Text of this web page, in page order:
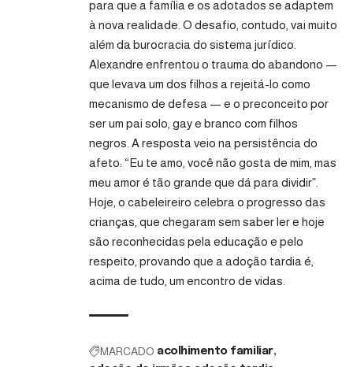
para que a família e os adotados se adaptem
à nova realidade. O desafio, contudo, vai muito
além da burocracia do sistema jurídico.
Alexandre enfrentou o trauma do abandono —
que levava um dos filhos a rejeitá-lo como
mecanismo de defesa — e o preconceito por
ser um pai solo, gay e branco com filhos
negros. A resposta veio na persistência do
afeto: “Eu te amo, você não gosta de mim, mas
meu amor é tão grande que dá para dividir”.
Hoje, o cabeleireiro celebra o progresso das
crianças, que chegaram sem saber ler e hoje
são reconhecidas pela educação e pelo
respeito, provando que a adoção tardia é,
acima de tudo, um encontro de vidas.
MARCADO acolhimento familiar